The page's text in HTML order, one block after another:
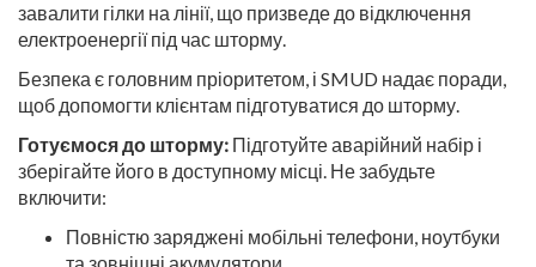
завалити гілки на лінії, що призведе до відключення
електроенергії під час шторму.
Безпека є головним пріоритетом, і SMUD надає поради,
щоб допомогти клієнтам підготуватися до шторму.
Готуємося до шторму: Підготуйте аварійний набір і
зберігайте його в доступному місці. Не забудьте
включити:
Повністю заряджені мобільні телефони, ноутбуки